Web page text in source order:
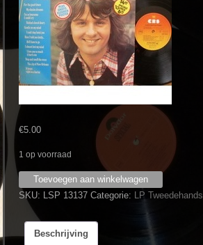
€5.00
1 op voorraad
Albert
West
Albert
West
Toevoegen aan winkelwagen
SKU: LSP 13137 Categorie: LP Tweedehands
Beschrijving